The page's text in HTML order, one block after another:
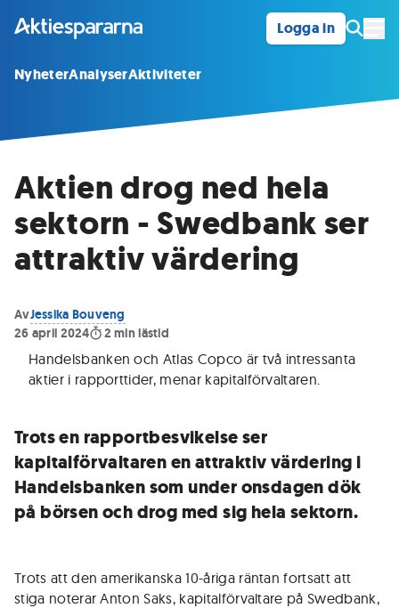
Logga in
NyheterAnalyserAktiviteter
Aktien drog ned hela
sektorn - Swedbank ser
attraktiv värdering
AvJessika Bouveng
26 april 2024
2 min lästid
Handelsbanken och Atlas Copco är två intressanta
aktier i rapporttider, menar kapitalförvaltaren.
Trots en rapportbesvikelse ser
kapitalförvaltaren en attraktiv värdering i
Handelsbanken som under onsdagen dök
på börsen och drog med sig hela sektorn.
Trots att den amerikanska 10-åriga räntan fortsatt att
stiga noterar Anton Saks, kapitalförvaltare på Swedbank,